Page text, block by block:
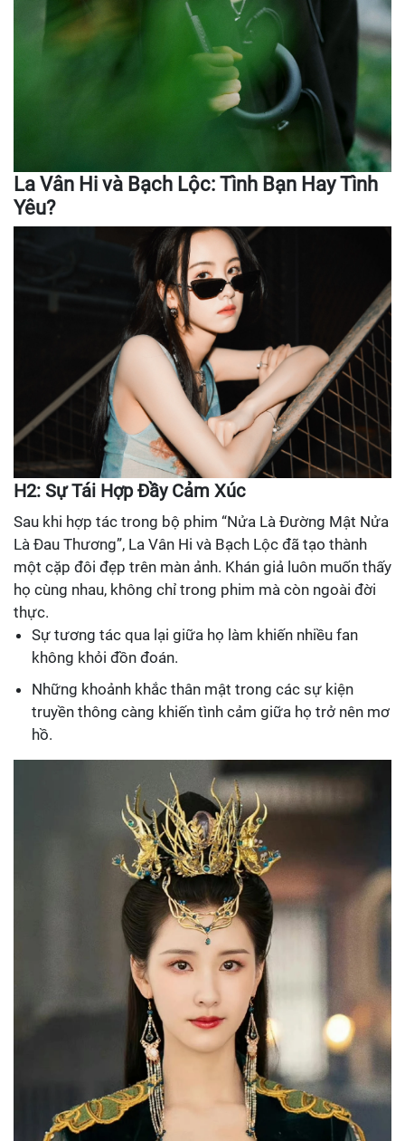
La Vân Hi và Bạch Lộc: Tình Bạn Hay Tình
Yêu?
H2: Sự Tái Hợp Đầy Cảm Xúc
Sau khi hợp tác trong bộ phim “Nửa Là Đường Mật Nửa
Là Đau Thương”, La Vân Hi và Bạch Lộc đã tạo thành
một cặp đôi đẹp trên màn ảnh. Khán giả luôn muốn thấy
họ cùng nhau, không chỉ trong phim mà còn ngoài đời
thực.
Sự tương tác qua lại giữa họ làm khiến nhiều fan
không khỏi đồn đoán.
Những khoảnh khắc thân mật trong các sự kiện
truyền thông càng khiến tình cảm giữa họ trở nên mơ
hồ.